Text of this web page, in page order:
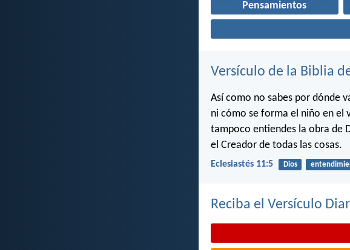
Pensamientos
Versículo de la Biblia
Así como no sabes por dónde
ni cómo se forma el niño en el
tampoco entiendes la obra de
el Creador de todas las cosas.
Eclesiastés 11:5 Dios
Reciba el Versículo